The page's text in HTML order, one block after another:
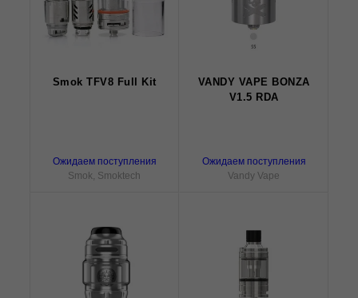
Smok TFV8 Full Kit
Ожидаем поступления
Smok, Smoktech
VANDY VAPE BONZA
V1.5 RDA
Ожидаем поступления
Vandy Vape